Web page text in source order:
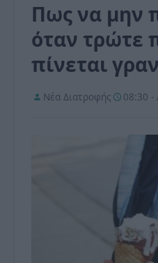
Πως να μην
όταν τρώτε
πίνεται
Νέα Διατροφής 08:30 -